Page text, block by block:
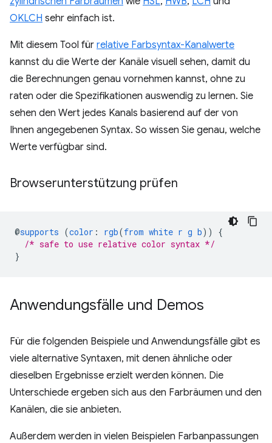
OKLCH sehr einfach ist.
Mit diesem Tool für relative Farbsyntax-Kanalwerte
kannst du die Werte der Kanäle visuell sehen, damit du
die Berechnungen genau vornehmen kannst, ohne zu
raten oder die Spezifikationen auswendig zu lernen. Sie
sehen den Wert jedes Kanals basierend auf der von
Ihnen angegebenen Syntax. So wissen Sie genau, welche
Werte verfügbar sind.
Browserunterstützung prüfen
@supports (color : rgb(from white r g b))
{
/* safe to use relative color syntax */
}
Anwendungsfälle und Demos
Für die folgenden Beispiele und Anwendungsfälle gibt es
viele alternative Syntaxen, mit denen ähnliche oder
dieselben Ergebnisse erzielt werden können. Die
Unterschiede ergeben sich aus den Farbräumen und den
Kanälen, die sie anbieten.
Außerdem werden in vielen Beispielen Farbanpassungen